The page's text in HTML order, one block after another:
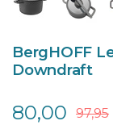
BergHOFF
Downdraft
80,00 97,95